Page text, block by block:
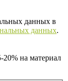
данных в
данных.
на материал